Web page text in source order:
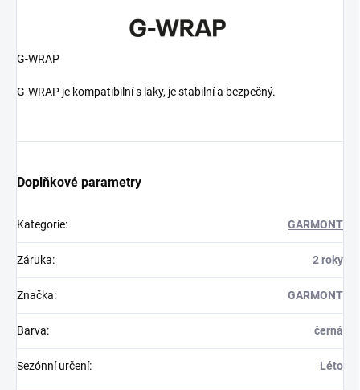
G-WRAP
G-WRAP je kompatibilní s laky, je stabilní a bezpečný.
Doplňkové parametry
Kategorie: GARMONT
Záruka: 2 roky
Značka: GARMONT
Barva: černá
Sezónní určení: Léto